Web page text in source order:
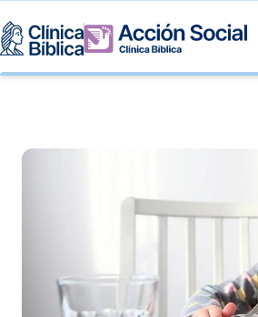
Nuestras especialidades
Centros de Excelencia
Servicios Especializados
Información para el Paciente
Sobre nosotros